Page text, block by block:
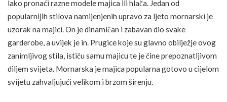
lako pronaći razne modele majica ili hlača. Jedan od
popularnijih stilova namijenjenih upravo za ljeto mornarski je
uzorak na majici. On je dinamičan i zabavan dio svake
garderobe, a uvijek je in. Prugice koje su glavno obilježje ovog
zanimljivog stila, ističu samu majicu te je čine prepoznatljivom
diljem svijeta. Mornarska je majica popularna gotovo u cijelom
svijetu zahvaljujući velikom i brzom širenju.